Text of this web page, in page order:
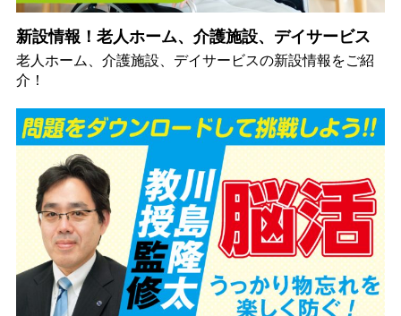
新設情報！老人ホーム、介護施設、デイサービス
老人ホーム、介護施設、デイサービスの新設情報をご紹
介！